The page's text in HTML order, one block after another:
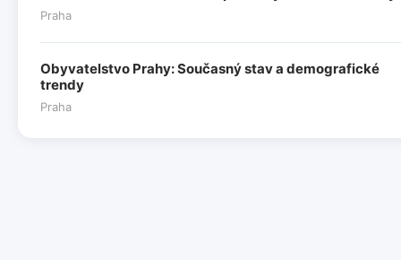
Praha
Obyvatelstvo Prahy: Současný stav a demografické
trendy
Praha